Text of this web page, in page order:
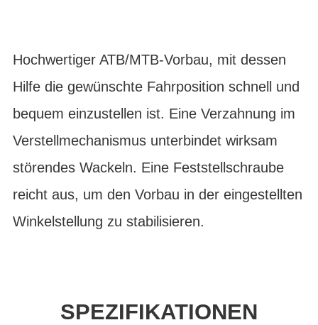
Hochwertiger ATB/MTB-Vorbau, mit dessen
Hilfe die gewünschte Fahrposition schnell und
bequem einzustellen ist. Eine Verzahnung im
Verstellmechanismus unterbindet wirksam
störendes Wackeln. Eine Feststellschraube
reicht aus, um den Vorbau in der eingestellten
Winkelstellung zu stabilisieren.
SPEZIFIKATIONEN